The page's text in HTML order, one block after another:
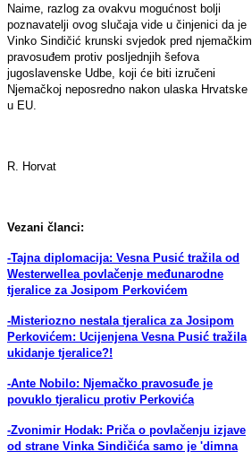
Naime, razlog za ovakvu mogućnost bolji
poznavatelji ovog slučaja vide u činjenici da je
Vinko Sindičić krunski svjedok pred njemačkim
pravosuđem protiv posljednjih šefova
jugoslavenske Udbe, koji će biti izručeni
Njemačkoj neposredno nakon ulaska Hrvatske
u EU.
R. Horvat
Vezani članci:
-Tajna diplomacija: Vesna Pusić tražila od
Westerwellea povlačenje međunarodne
tjeralice za Josipom Perkovićem
-Misteriozno nestala tjeralica za Josipom
Perkovićem: Ucijenjena Vesna Pusić tražila
ukidanje tjeralice?!
-Ante Nobilo: Njemačko pravosuđe je
povuklo tjeralicu protiv Perkovića
-Zvonimir Hodak: Priča o povlačenju izjave
od strane Vinka Sindičića samo je 'dimna